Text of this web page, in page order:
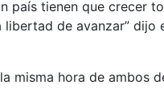
tienen que crecer
de avanzar” dijo
misma hora de ambos